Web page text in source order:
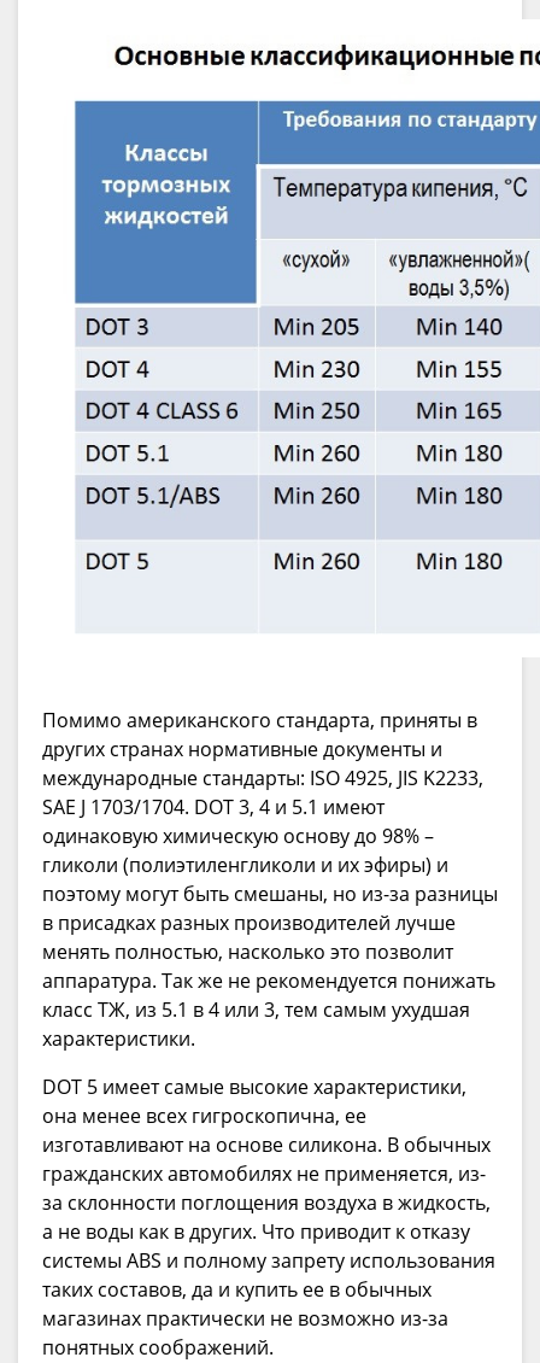
Помимо американского стандарта, приняты в
других странах нормативные документы и
международные стандарты: ISO 4925, JIS K2233,
SAE J 1703/1704. DOT 3, 4 и 5.1 имеют
одинаковую химическую основу до 98% –
гликоли (полиэтиленгликоли и их эфиры) и
поэтому могут быть смешаны, но из-за разницы
в присадках разных производителей лучше
менять полностью, насколько это позволит
аппаратура. Так же не рекомендуется понижать
класс ТЖ, из 5.1 в 4 или 3, тем самым ухудшая
характеристики.
DOT 5 имеет самые высокие характеристики,
она менее всех гигроскопична, ее
изготавливают на основе силикона. В обычных
гражданских автомобилях не применяется, из-
за склонности поглощения воздуха в жидкость,
а не воды как в других. Что приводит к отказу
системы ABS и полному запрету использования
таких составов, да и купить ее в обычных
магазинах практически не возможно из-за
понятных соображений.